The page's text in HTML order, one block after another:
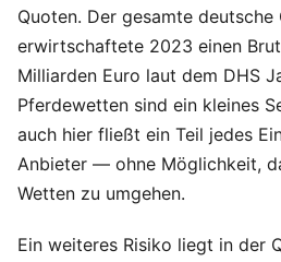
Quoten. Der gesamte
erwirtschaftete 2023 einen
Milliarden Euro laut dem DHS
Pferdewetten sind ein kleines
auch hier fließt ein Teil jedes
Anbieter — ohne Möglichkeit,
Wetten zu umgehen.
Ein weiteres Risiko liegt in der